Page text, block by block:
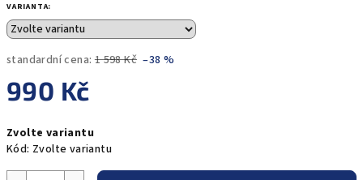
VARIANTA:
standardní cena: 1 598 Kč –38 %
990 Kč
cena:
Zvolte variantu
Kód: Zvolte variantu